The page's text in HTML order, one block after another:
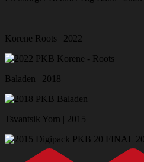
Korene Roots | 2022
Baladen | 2018
Tsvantsik Yorn | 2015